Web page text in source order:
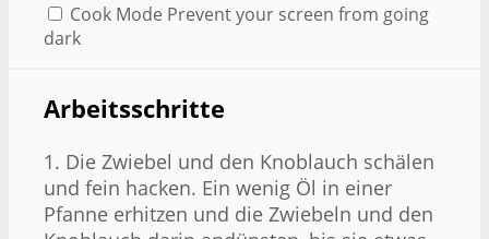
Cook Mode Prevent your screen from going
dark
Arbeitsschritte
1. Die Zwiebel und den Knoblauch schälen
und fein hacken. Ein wenig Öl in einer
Pfanne erhitzen und die Zwiebeln und den